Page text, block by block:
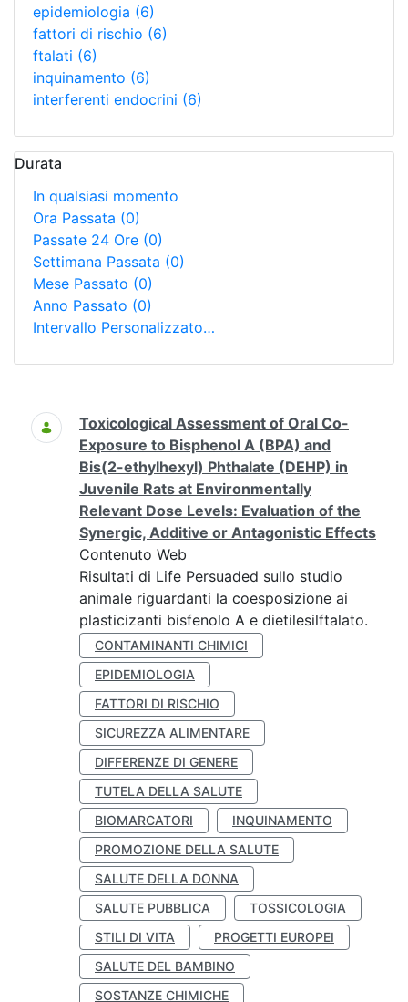
epidemiologia (6)
fattori di rischio (6)
ftalati (6)
inquinamento (6)
interferenti endocrini (6)
Durata
In qualsiasi momento
Ora Passata (0)
Passate 24 Ore (0)
Settimana Passata (0)
Mese Passato (0)
Anno Passato (0)
Intervallo Personalizzato…
Ricerca
Toxicological Assessment of Oral Co-
Exposure to Bisphenol A (BPA) and
Bis(2-ethylhexyl) Phthalate (DEHP) in
Juvenile Rats at Environmentally
Relevant Dose Levels: Evaluation of the
Synergic, Additive or Antagonistic Effects
Contenuto Web
Risultati di Life Persuaded sullo studio
animale riguardanti la coesposizione ai
plasticizanti bisfenolo A e dietilesilftalato.
CONTAMINANTI CHIMICI
EPIDEMIOLOGIA
FATTORI DI RISCHIO
SICUREZZA ALIMENTARE
DIFFERENZE DI GENERE
TUTELA DELLA SALUTE
BIOMARCATORI
INQUINAMENTO
PROMOZIONE DELLA SALUTE
SALUTE DELLA DONNA
SALUTE PUBBLICA
TOSSICOLOGIA
STILI DI VITA
PROGETTI EUROPEI
SALUTE DEL BAMBINO
SOSTANZE CHIMICHE